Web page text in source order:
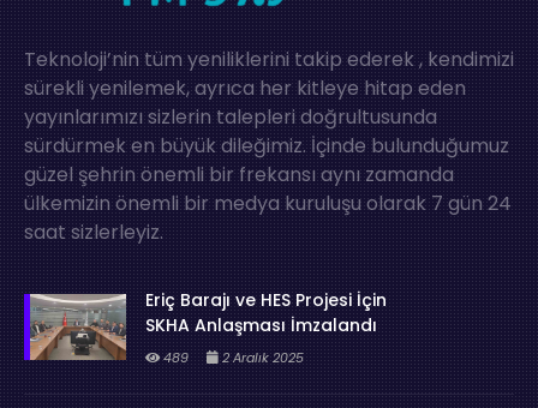
Teknoloji’nin tüm yeniliklerini takip ederek , kendimizi
sürekli yenilemek, ayrıca her kitleye hitap eden
yayınlarımızı sizlerin talepleri doğrultusunda
sürdürmek en büyük dileğimiz. İçinde bulunduğumuz
güzel şehrin önemli bir frekansı aynı zamanda
ülkemizin önemli bir medya kuruluşu olarak 7 gün 24
saat sizlerleyiz.
Eriç Barajı ve HES Projesi İçin
SKHA Anlaşması İmzalandı
489 2 Aralık 2025